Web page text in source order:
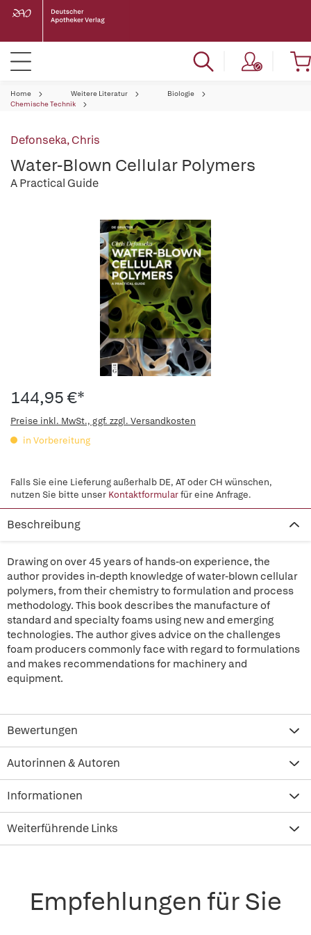
Home Weitere Literatur
Biologie
Chemische Technik
Defonseka, Chris
Water-Blown Cellular Polymers
A Practical Guide
144,95 €*
Preise inkl. MwSt., ggf. zzgl. Versandkosten
in Vorbereitung
Falls Sie eine Lieferung außerhalb DE, AT oder CH wünschen,
nutzen Sie bitte unser Kontaktformularfür eine Anfrage.
Beschreibung
Drawing on over 45 years of hands-on experience, the
author provides in-depth knowledge of water-blown cellular
polymers, from their chemistry to formulation and process
methodology. This book describes the manufacture of
standard and specialty foams using new and emerging
technologies. The author gives advice on the challenges
foam producers commonly face with regard to formulations
and makes recommendations for machinery and
equipment.
Bewertungen
Autorinnen & Autoren
Informationen
Weiterführende Links
Empfehlungen für Sie